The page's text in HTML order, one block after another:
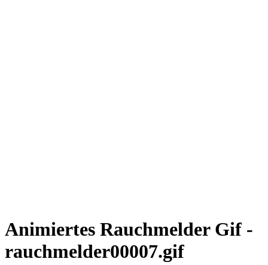
Animiertes Rauchmelder Gif -
rauchmelder00007.gif